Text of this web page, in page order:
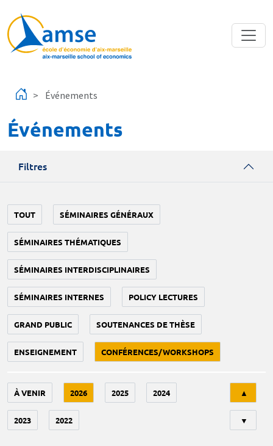
Événements
Événements
Filtres
TOUT SÉMINAIRES GÉNÉRAUX
SÉMINAIRES THÉMATIQUES
SÉMINAIRES INTERDISCIPLINAIRES
SÉMINAIRES INTERNES POLICY LECTURES
GRAND PUBLIC SOUTENANCES DE THÈSE
ENSEIGNEMENT CONFÉRENCES/WORKSHOPS
À VENIR 2026 2025 2024
2023 2022
▲
▼